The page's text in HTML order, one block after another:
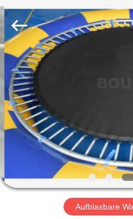
HAUS
PRODUKTE
VIDEOS
ÜBER
UNS
Bouncia
Inflatables
Factory.
Rights
Reserved.
Aufblasbare